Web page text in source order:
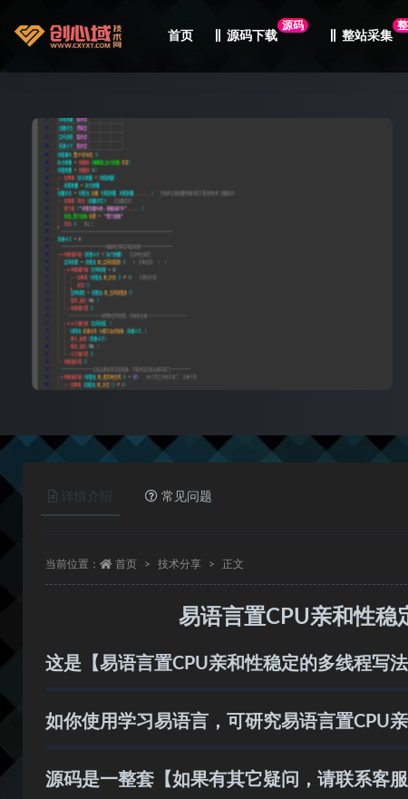
首页 源码下载
源码
整站采集
详情介绍 常见问题
当前位置： 首页 技术分享 正文
易语言置CPU亲和性稳
这是【易语言置CPU亲和性稳定的多线程写
如你使用学习易语言，可研究易语言置CPU
源码是一整套【如果有其它疑问，请联系客